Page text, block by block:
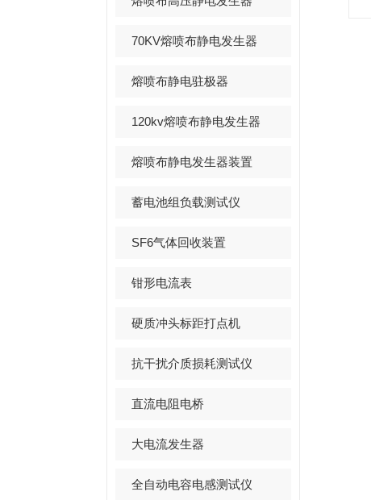
70KV熔喷布静电发生器
熔喷布静电驻极器
120kv熔喷布静电发生器
熔喷布静电发生器装置
蓄电池组负载测试仪
SF6气体回收装置
钳形电流表
硬质冲头标距打点机
抗干扰介质损耗测试仪
直流电阻电桥
大电流发生器
全自动电容电感测试仪